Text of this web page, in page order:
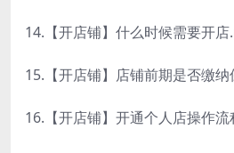
14.【开店铺】什么时候需要开
15.【开店铺】店铺前期是否缴
16.【开店铺】开通个人店操作